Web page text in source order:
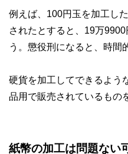
例えば、100円玉を加工し
されたとすると、19万
う。懲役刑になると、時間
硬貨を加工してできるよう
品用で販売されているもの
紙幣の加工は問題ない